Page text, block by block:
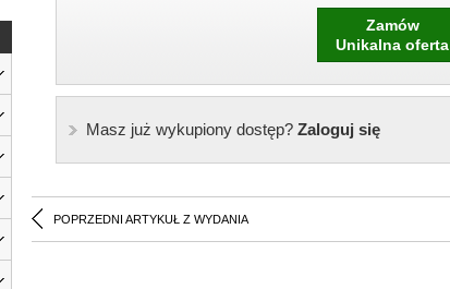
Zamów
Unikalna oferta
Masz już wykupiony dostęp?Zaloguj się
POPRZEDNI ARTYKUŁ Z WYDANIA